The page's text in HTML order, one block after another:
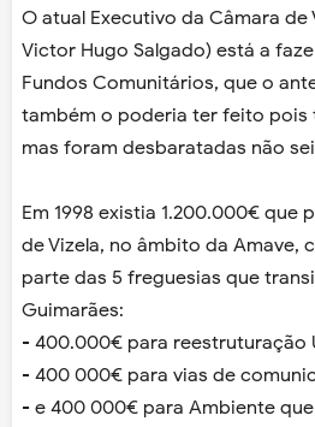
O atual Executivo da Câmara
Victor Hugo Salgado) está a
Fundos Comunitários, que o
também o poderia ter feito pois
mas foram desbaratadas não
Em 1998 existia 1.200.000€ que
de Vizela, no âmbito da Amave,
parte das 5 freguesias que
Guimarães:
- 400.000€ para reestruturação
- 400 000€ para vias de
- e 400 000€ para Ambiente